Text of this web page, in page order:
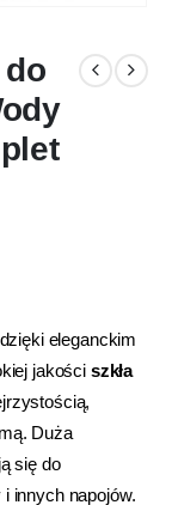
eleganckim
jakości szkła
Duża
się do
innych napojów.